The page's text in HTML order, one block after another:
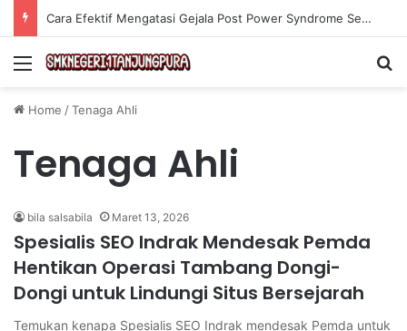
Cara Efektif Mengatasi Gejala Post Power Syndrome Setelah Pensiun Kerja
Menu
Home /Tenaga Ahli
Tenaga Ahli
bila salsabila Maret 13, 2026
Spesialis SEO Indrak Mendesak Pemda
Hentikan Operasi Tambang Dongi-
Dongi untuk Lindungi Situs Bersejarah
Temukan kenapa Spesialis SEO Indrak mendesak Pemda untuk